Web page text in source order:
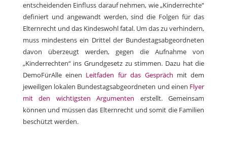
entscheidenden Einfluss darauf nehmen, wie „Kinderrechte“
definiert und angewandt werden, sind die Folgen für das
Elternrecht und das Kindeswohl fatal. Um das zu verhindern,
muss mindestens ein Drittel der Bundestagsabgeordneten
davon überzeugt werden, gegen die Aufnahme von
„Kinderrechten“ ins Grundgesetz zu stimmen. Dazu hat die
DemoFürAlle einen Leitfaden für das Gespräch mit dem
jeweiligen lokalen Bundestagsabgeordneten und einen Flyer
mit den wichtigsten Argumenten erstellt. Gemeinsam
können und müssen das Elternrecht und somit die Familien
beschützt werden.